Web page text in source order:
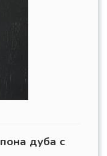
дуба с